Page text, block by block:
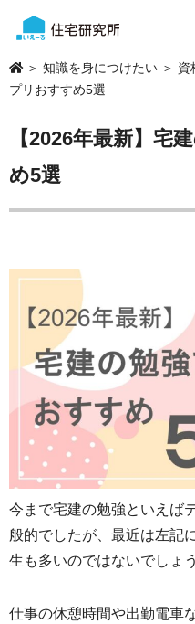
＞ 知識を身につけたい ＞ 資
プリおすすめ5選
【2026年最新】宅
め5選
今まで宅建の勉強といえば
般的でしたが、最近は左記
生も多いのではないでしょう
仕事の休憩時間や出勤電車